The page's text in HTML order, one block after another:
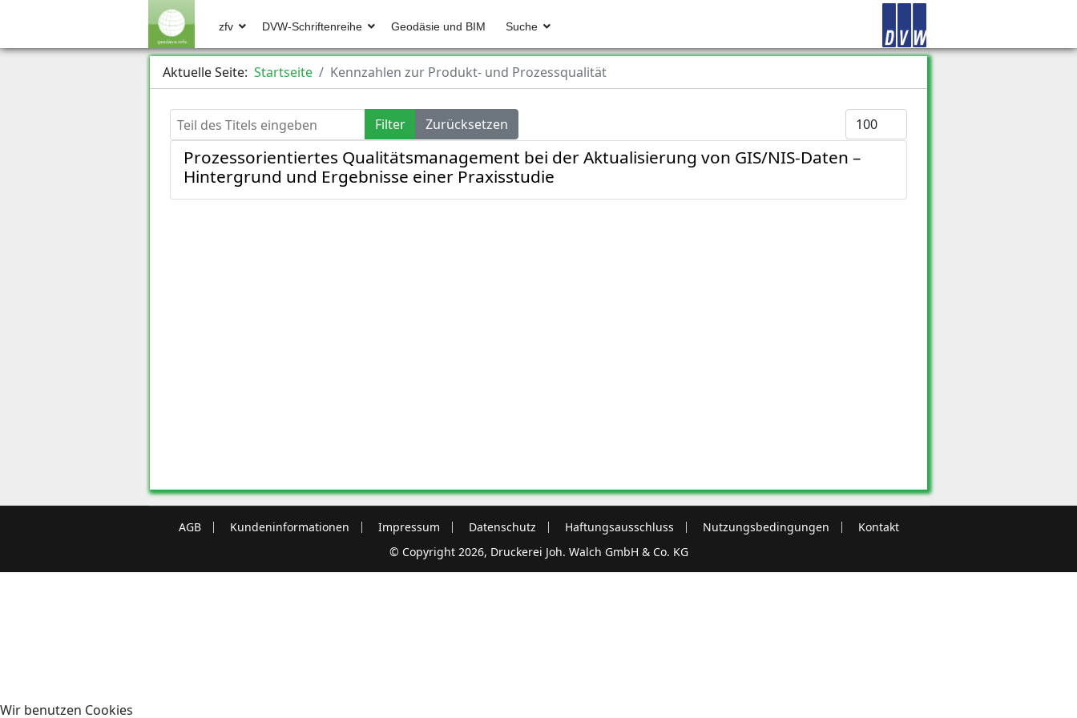
zfv DVW-Schriftenreihe Geodäsie und BIM Suche
Aktuelle Seite: Startseite Kennzahlen zur Produkt- und Prozessqualität
Teil des Titels eingeben Filter Zurücksetzen Anzeige #
Prozessorientiertes Qualitätsmanagement bei der Aktualisierung von GIS/NIS-Daten –
Hintergrund und Ergebnisse einer Praxisstudie
AGB Kundeninformationen Impressum Datenschutz Haftungsausschluss Nutzungsbedingungen
Kontakt
© Copyright 2026, Druckerei Joh. Walch GmbH & Co. KG
Wir benutzen Cookies